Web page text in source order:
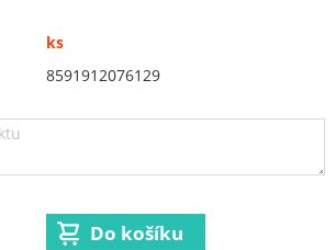
Hašpl
DenBraven
ks
8591912076129